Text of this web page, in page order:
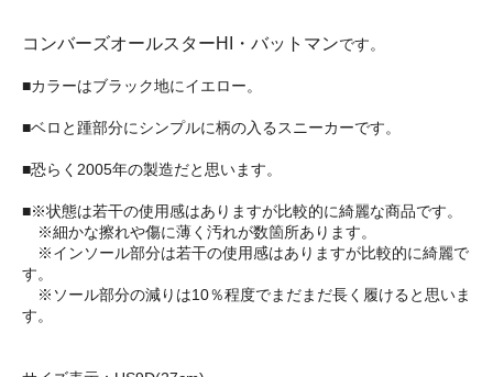
コンバーズオールスターHI・バットマンです。
■カラーはブラック地にイエロー。
■ベロと踵部分にシンプルに柄の入るスニーカーです。
■恐らく2005年の製造だと思います。
■※状態は若干の使用感はありますが比較的に綺麗な商品です。
※細かな擦れや傷に薄く汚れが数箇所あります。
※インソール部分は若干の使用感はありますが比較的に綺麗で
す。
※ソール部分の減りは10％程度でまだまだ長く履けると思いま
す。